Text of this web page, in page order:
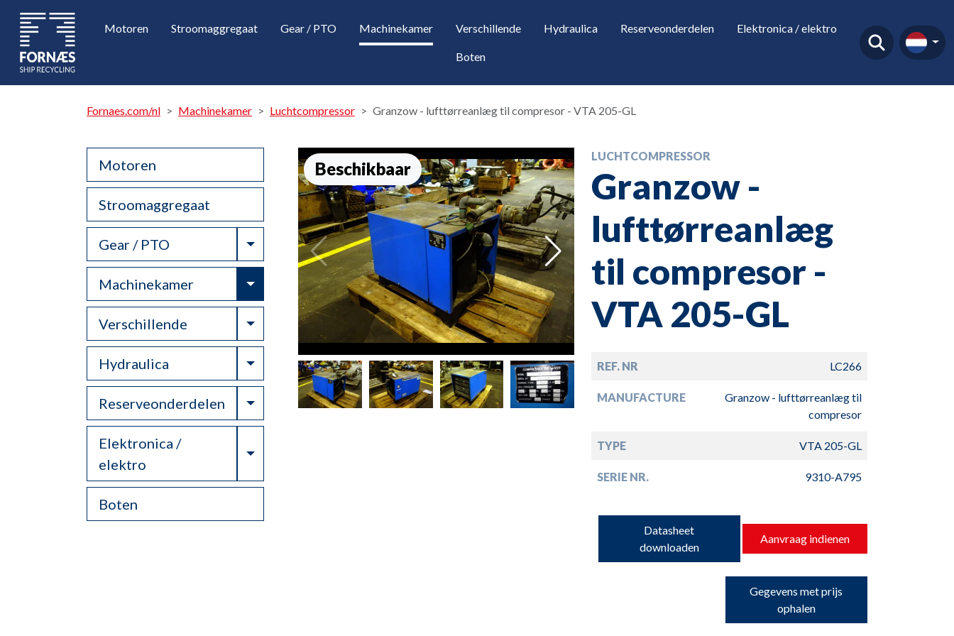
Motoren Stroomaggregaat Gear / PTO Machinekamer Verschillende Hydraulica Reserveonderdelen Elektronica / elektro
Boten
Fornaes.com/nl Machinekamer Luchtcompressor Granzow - lufttørreanlæg til compresor - VTA 205-GL
Motoren
Stroomaggregaat
Gear / PTO Toggle Dropdown
Machinekamer Toggle Dropdown
Verschillende Toggle Dropdown
Hydraulica Toggle Dropdown
Reserveonderdelen Toggle Dropdown
Elektronica /
elektro
Toggle Dropdown
Boten
Beschikbaar
LUCHTCOMPRESSOR
Granzow -
lufttørreanlæg
til compresor -
VTA 205-GL
REF. NR LC266
MANUFACTURE
Granzow - lufttørreanlæg til
compresor
TYPE VTA 205-GL
SERIE NR. 9310-A795
Datasheet
downloaden
Aanvraag indienen
Gegevens met prijs
ophalen